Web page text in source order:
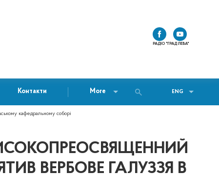
РАДІО "ГРАД ЛЕВА"
Контакти More ENG
кафедральному соборі
ВЕРБОВЕ ГАЛУЗЗЯ В